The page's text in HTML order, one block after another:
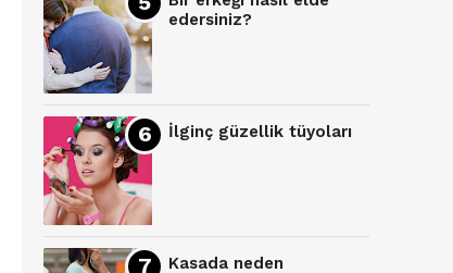
edersiniz?
İlginç güzellik tüyoları
Kasada neden